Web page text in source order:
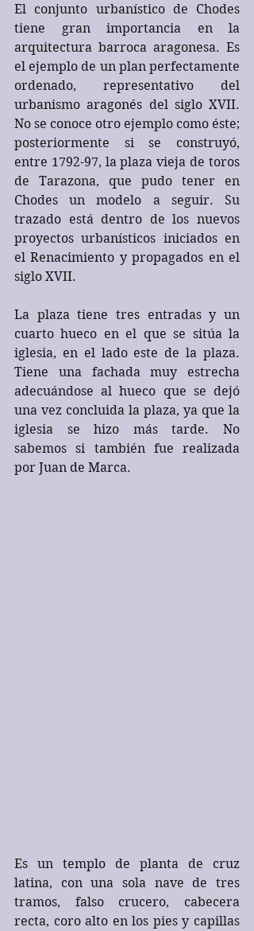
El conjunto urbanístico de Chodes
tiene gran importancia en la
arquitectura barroca aragonesa. Es
el ejemplo de un plan perfectamente
ordenado, representativo del
urbanismo aragonés del siglo XVII.
No se conoce otro ejemplo como éste;
posteriormente si se construyó,
entre 1792-97, la plaza vieja de toros
de Tarazona, que pudo tener en
Chodes un modelo a seguir. Su
trazado está dentro de los nuevos
proyectos urbanísticos iniciados en
el Renacimiento y propagados en el
siglo XVII.
La plaza tiene tres entradas y un
cuarto hueco en el que se sitúa la
iglesia, en el lado este de la plaza.
Tiene una fachada muy estrecha
adecuándose al hueco que se dejó
una vez concluida la plaza, ya que la
iglesia se hizo más tarde. No
sabemos si también fue realizada
por Juan de Marca.
Es un templo de planta de cruz
latina, con una sola nave de tres
tramos, falso crucero, cabecera
recta, coro alto en los pies y capillas